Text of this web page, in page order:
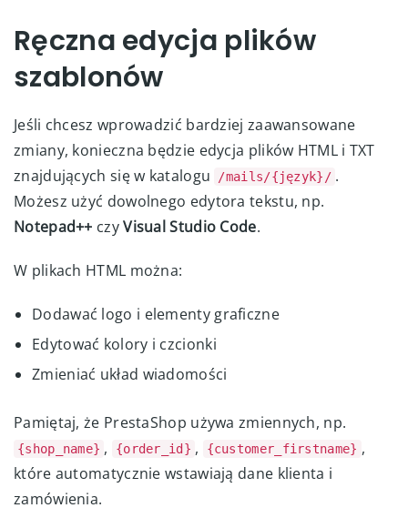
Ręczna edycja plików
szablonów
Jeśli chcesz wprowadzić bardziej zaawansowane
zmiany, konieczna będzie edycja plików HTML i TXT
znajdujących się w katalogu
/mails/{język}/ .
Możesz użyć dowolnego edytora tekstu, np.
Notepad++ czyVisual Studio Code.
W plikach HTML można:
Dodawać logo i elementy graficzne
Edytować kolory i czcionki
Zmieniać układ wiadomości
Pamiętaj, że PrestaShop używa zmiennych, np.
{shop_name} , {order_id} , {customer_firstname} ,
które automatycznie wstawiają dane klienta i
zamówienia.